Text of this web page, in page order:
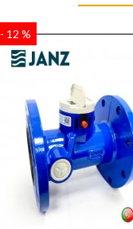
- 12 %